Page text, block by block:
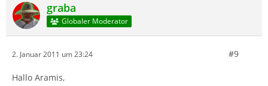
graba
Globaler Moderator
2. Januar 2011 um 23:24 #9
Hallo Aramis,